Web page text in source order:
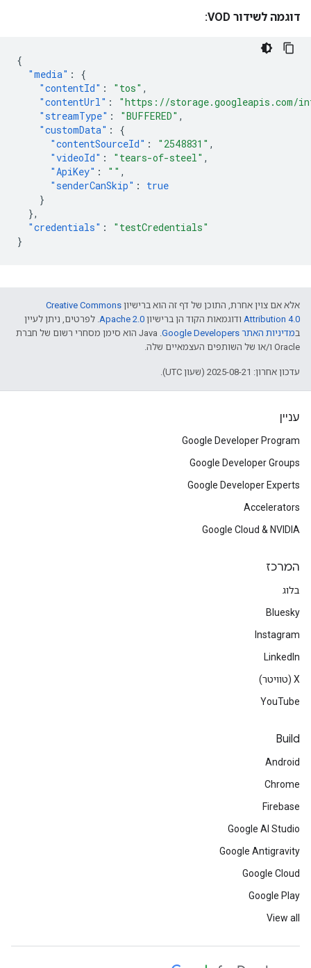
דוגמה לשידור VOD:
{
"media" :
{
"contentId" : "tos" ,
"contentUrl" :
"https://storage.googleapis.com/
"streamType" : "BUFFERED" ,
"customData" :
{
"contentSourceId" : "2548831" ,
"videoId" : "tears-of-steel" ,
"ApiKey" : "" ,
"senderCanSkip" :
true
}
},
"credentials" :
"testCredentials"
}
אלא אם צוין אחרת, התוכן של דף זה הוא ברישיון Creative Commons
Attribution 4.0 ודוגמאות הקוד הן ברישיון Apache 2.0. לפרטים, ניתן לעיין
במדיניות האתר Google Developers‏
.‏ Java הוא סימן מסחרי רשום של חברת
Oracle ו/או של השותפים העצמאיים שלה.
עדכון אחרון: 2025-08-21 (שעון UTC).
עניין
Google Developer Program
Google Developer Groups
Google Developer Experts
Accelerators
Google Cloud & NVIDIA
המרכז
בלוג
Bluesky
Instagram
LinkedIn
‫X (טוויטר)
YouTube
Build
Android
Chrome
Firebase
Google AI Studio
Google Antigravity
Google Cloud
Google Play
View all